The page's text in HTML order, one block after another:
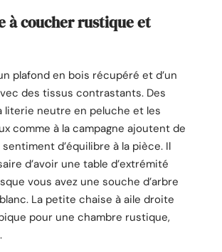
à coucher rustique et
plafond en bois récupéré et d’un
des tissus contrastants. Des
literie neutre en peluche et les
comme à la campagne ajoutent de
d’équilibre à la pièce. Il
d’avoir une table d’extrémité
vous avez une souche d’arbre
La petite chaise à aile droite
pour une chambre rustique,